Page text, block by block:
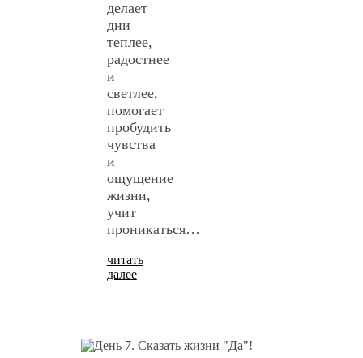
делает
дни
теплее,
радостнее
и
светлее,
помогает
пробудить
чувства
и
ощущение
жизни,
учит
проникаться…
читать
далее